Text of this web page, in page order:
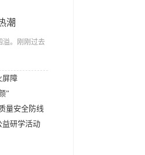
潮
溢。刚刚过去
屏障
”
量安全防线
益研学活动